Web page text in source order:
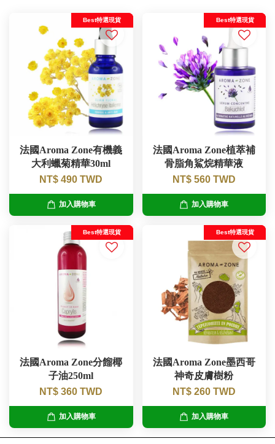
Best特選現貨
法國Aroma Zone有機義
大利蠟菊精華30ml
NT$ 490 TWD
加入購物車
Best特選現貨
法國Aroma Zone植萃補
骨脂角鯊烷精華液
NT$ 560 TWD
加入購物車
Best特選現貨
法國Aroma Zone分餾椰
子油250ml
NT$ 360 TWD
加入購物車
Best特選現貨
法國Aroma Zone墨西哥
神奇皮膚樹粉
NT$ 260 TWD
加入購物車